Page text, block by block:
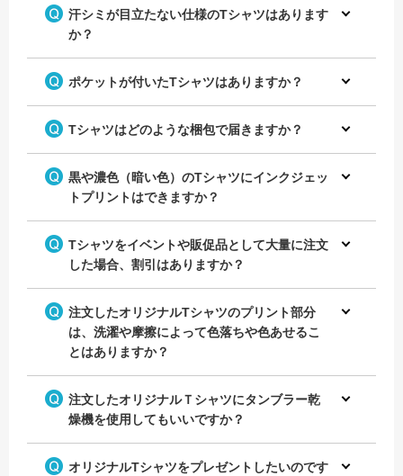
汗シミが目立たない仕様のTシャツはあります
か？
ポケットが付いたTシャツはありますか？
Tシャツはどのような梱包で届きますか？
黒や濃色（暗い色）のTシャツにインクジェッ
トプリントはできますか？
Tシャツをイベントや販促品として大量に注文
した場合、割引はありますか？
注文したオリジナルTシャツのプリント部分
は、洗濯や摩擦によって色落ちや色あせるこ
とはありますか？
注文したオリジナルＴシャツにタンブラー乾
燥機を使用してもいいですか？
オリジナルTシャツをプレゼントしたいのです